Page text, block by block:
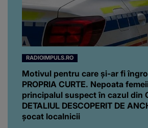
RADIOIMPULS.RO
Motivul pentru care și-ar fi
PROPRIA CURTE. Nepoata
principalul suspect în cazul din
DETALIUL DESCOPERIT DE
șocat localnicii